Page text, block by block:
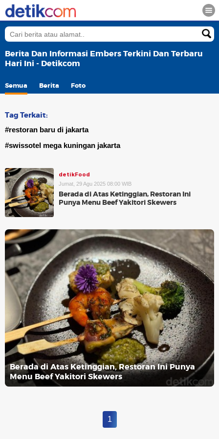
Berita Dan Informasi Embers Terkini Dan Terbaru
Hari Ini - Detikcom
Semua Berita Foto
Tag Terkait:
#restoran baru di jakarta
#swissotel mega kuningan jakarta
detikFood
Jumat, 29 Agu 2025 08:00 WIB
Berada di Atas Ketinggian, Restoran Ini
Punya Menu Beef Yakitori Skewers
Berada di Atas Ketinggian, Restoran Ini Punya
Menu Beef Yakitori Skewers
1